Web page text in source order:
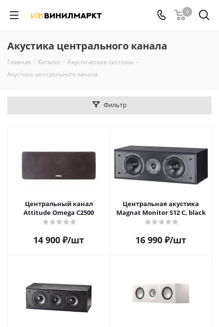
0
Акустика центрального канала
Главная - Каталог - Акустические системы -
Акустика центрального канала
Фильтр
Центральный канал
Attitude Omega C2500
14 900 ₽/шт
Центральная акустика
Magnat Monitor S12 C, black
16 990 ₽/шт